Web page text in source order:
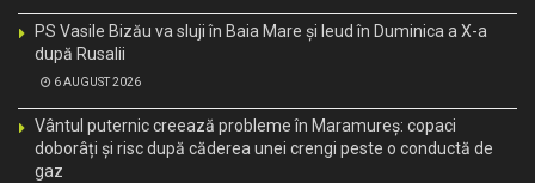
PS Vasile Bizău va sluji în Baia Mare și Ieud în Duminica a X-a
după Rusalii
6 AUGUST 2026
Vântul puternic creează probleme în Maramureș: copaci
doborâți și risc după căderea unei crengi peste o conductă de
gaz